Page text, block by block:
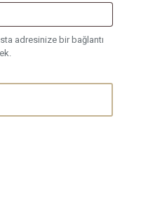
adresinize bir bağlantı